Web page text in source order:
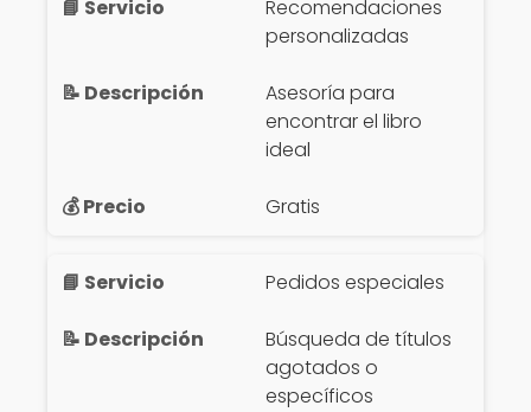
Recomendaciones
personalizadas
Asesoría para
encontrar el libro
ideal
Gratis
Pedidos especiales
Búsqueda de títulos
agotados o
específicos